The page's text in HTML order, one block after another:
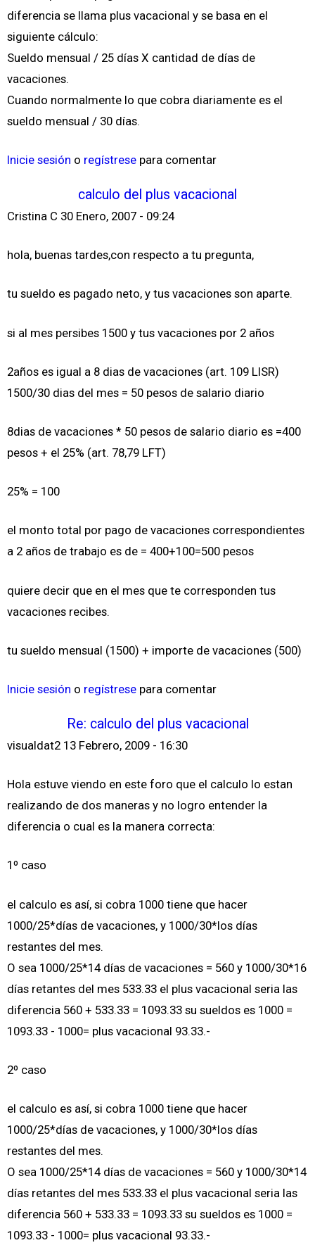
diferencia se llama plus vacacional y se basa en el
siguiente cálculo:
Sueldo mensual / 25 días X cantidad de días de
vacaciones.
Cuando normalmente lo que cobra diariamente es el
sueldo mensual / 30 días.
Inicie sesión o regístrese para comentar
calculo del plus vacacional
Cristina C 30 Enero, 2007 - 09:24
hola, buenas tardes,con respecto a tu pregunta,
tu sueldo es pagado neto, y tus vacaciones son aparte.
si al mes persibes 1500 y tus vacaciones por 2 años
2años es igual a 8 dias de vacaciones (art. 109 LISR)
1500/30 dias del mes = 50 pesos de salario diario
8dias de vacaciones * 50 pesos de salario diario es =400
pesos + el 25% (art. 78,79 LFT)
25% = 100
el monto total por pago de vacaciones correspondientes
a 2 años de trabajo es de = 400+100=500 pesos
quiere decir que en el mes que te corresponden tus
vacaciones recibes.
tu sueldo mensual (1500) + importe de vacaciones (500)
Inicie sesión o regístrese para comentar
Re: calculo del plus vacacional
visualdat2 13 Febrero, 2009 - 16:30
Hola estuve viendo en este foro que el calculo lo estan
realizando de dos maneras y no logro entender la
diferencia o cual es la manera correcta:
1º caso
el calculo es así, si cobra 1000 tiene que hacer
1000/25*días de vacaciones, y 1000/30*los días
restantes del mes.
O sea 1000/25*14 días de vacaciones = 560 y 1000/30*16
días retantes del mes 533.33 el plus vacacional seria las
diferencia 560 + 533.33 = 1093.33 su sueldos es 1000 =
1093.33 - 1000= plus vacacional 93.33.-
2º caso
el calculo es así, si cobra 1000 tiene que hacer
1000/25*días de vacaciones, y 1000/30*los días
restantes del mes.
O sea 1000/25*14 días de vacaciones = 560 y 1000/30*14
días retantes del mes 533.33 el plus vacacional seria las
diferencia 560 + 533.33 = 1093.33 su sueldos es 1000 =
1093.33 - 1000= plus vacacional 93.33.-